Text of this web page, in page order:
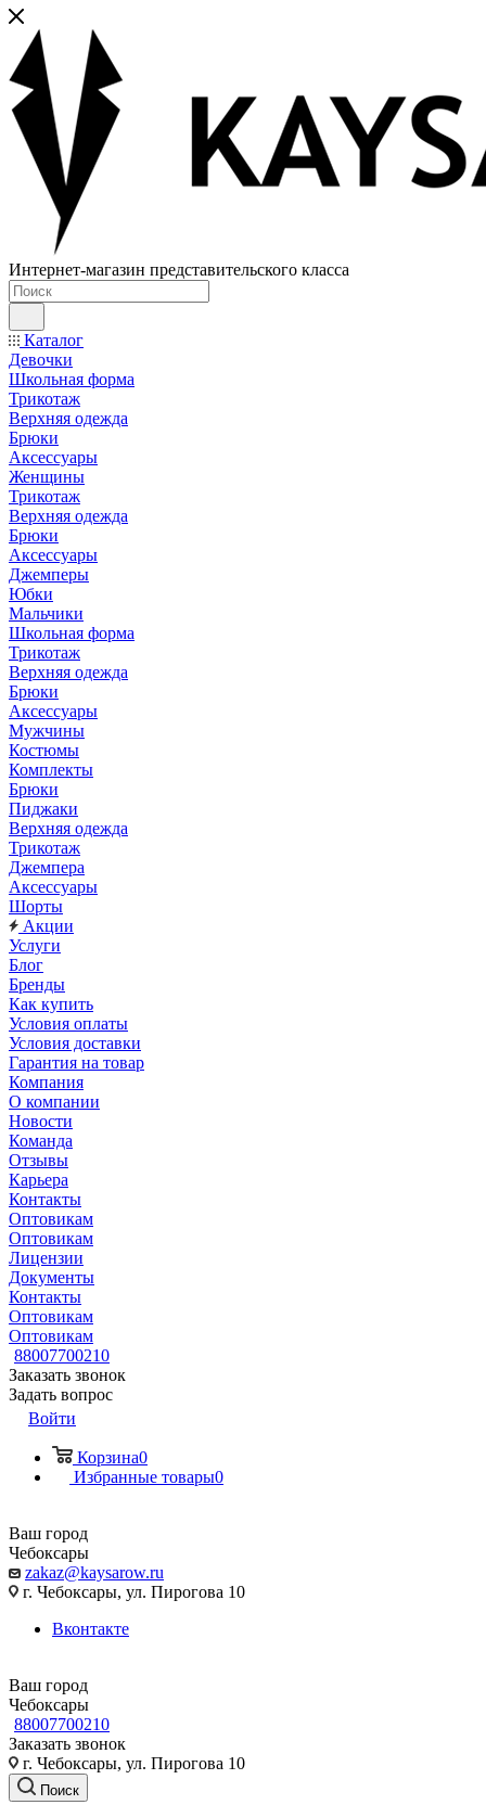
Интернет-магазин представительского класса
Каталог
Девочки
Школьная форма
Трикотаж
Верхняя одежда
Брюки
Аксессуары
Женщины
Трикотаж
Верхняя одежда
Брюки
Аксессуары
Джемперы
Юбки
Мальчики
Школьная форма
Трикотаж
Верхняя одежда
Брюки
Аксессуары
Мужчины
Костюмы
Комплекты
Брюки
Пиджаки
Верхняя одежда
Трикотаж
Джемпера
Аксессуары
Шорты
Акции
Услуги
Блог
Бренды
Как купить
Условия оплаты
Условия доставки
Гарантия на товар
Компания
О компании
Новости
Команда
Отзывы
Карьера
Контакты
Оптовикам
Оптовикам
Лицензии
Документы
Контакты
Оптовикам
Оптовикам
88007700210
Заказать звонок
Задать вопрос
Войти
Корзина0
Избранные товары0
Ваш город
Чебоксары
zakaz@kaysarow.ru
г. Чебоксары, ул. Пирогова 10
Вконтакте
Ваш город
Чебоксары
88007700210
Заказать звонок
г. Чебоксары, ул. Пирогова 10
Поиск